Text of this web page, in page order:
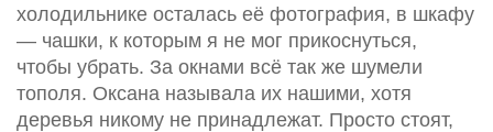
холодильнике осталась её фотография, в шкафу
— чашки, к которым я не мог прикоснуться,
чтобы убрать. За окнами всё так же шумели
тополя. Оксана называла их нашими, хотя
деревья никому не принадлежат. Просто стоят,